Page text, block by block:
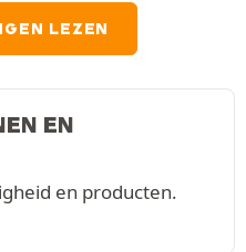
LEZEN
EN
en producten.